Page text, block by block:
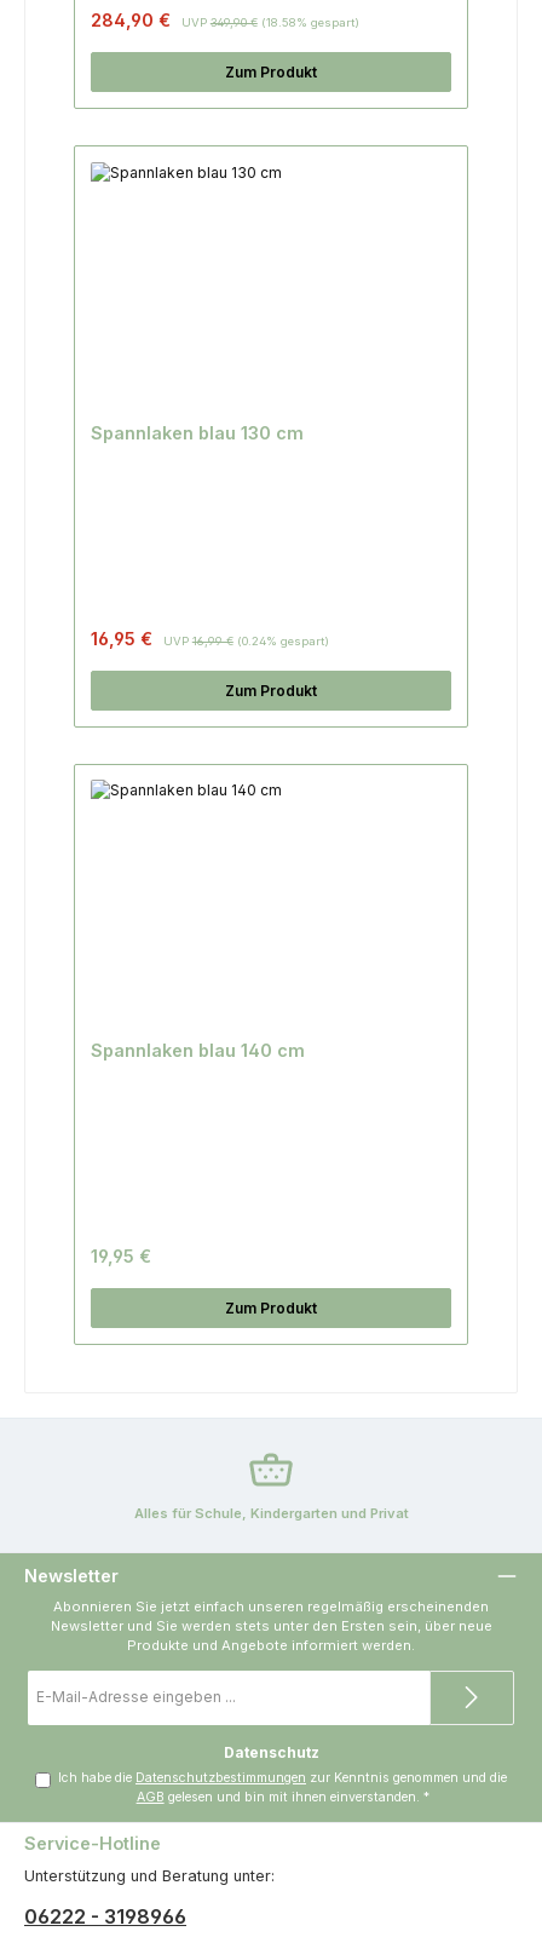
284,90 € UVP
Regulärer Preis:
349,90 € (18.58% gespart)
Zum Produkt
Spannlaken blau 130 cm
16,95 € UVP 16,99 € (0.24% gespart)
Zum Produkt
Spannlaken blau 140 cm
19,95 €
Zum Produkt
Alles für Schule, Kindergarten und Privat
Newsletter
Abonnieren Sie jetzt einfach unseren regelmäßig erscheinenden
Newsletter und Sie werden stets unter den Ersten sein, über neue
Produkte und Angebote informiert werden.
Mail-
Datenschutz
Ich habe die Datenschutzbestimmungen
zur Kenntnis genommen und die
AGB gelesen und bin mit ihnen einverstanden. *
Service-Hotline
Unterstützung und Beratung unter:
06222 - 3198966